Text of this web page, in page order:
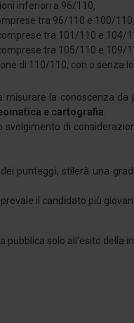
inferiori a 96/110,
tra 96/110 e 100/110,
tra 101/110 e 104/
tra 105/110 e 109/
di 110/110, con o senza
misurare la conoscenza
e cartografia
svolgimento di
dei punteggi, stilerà una
il candidato più
pubblica solo all’esito